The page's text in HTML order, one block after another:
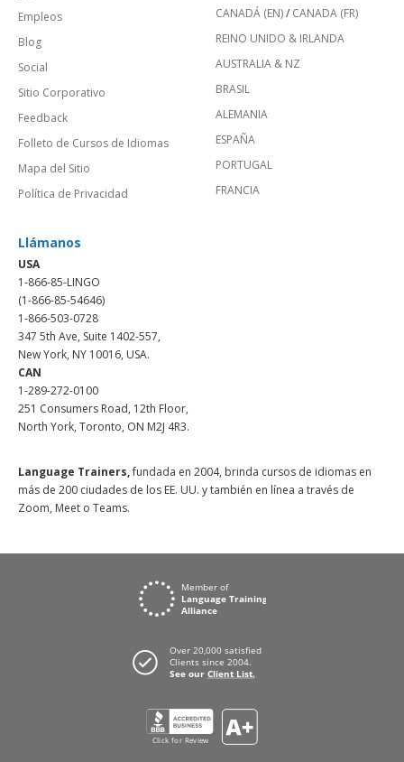
Empleos
Blog
Social
Sitio Corporativo
Feedback
Folleto de Cursos de Idiomas
Mapa del Sitio
Política de Privacidad
CANADÁ (EN)/ CANADA (FR)
REINO UNIDO & IRLANDA
AUSTRALIA & NZ
BRASIL
ALEMANIA
ESPAÑA
PORTUGAL
FRANCIA
Llámanos
USA
1-866-85-LINGO
(1-866-85-54646)
1-866-503-0728
347 5th Ave, Suite 1402-557,
New York, NY 10016, USA.
CAN
1-289-272-0100
251 Consumers Road, 12th Floor,
North York, Toronto, ON M2J 4R3.
Language Trainers,fundada en 2004, brinda cursos de idiomas en
más de 200 ciudades de los EE. UU. y también en línea a través de
Zoom, Meet o Teams.